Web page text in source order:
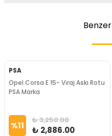
Benzer
PSA
Opel Corsa E 15- Vi̇raj Askı Rotu
PSA Marka
%11 ₺ 3,250.00
₺ 2,886.00